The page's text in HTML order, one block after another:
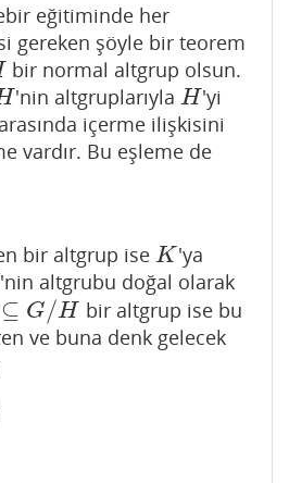
eğitiminde her
gereken şöyle bir teorem
bir normal altgrup olsun.
'nin altgruplarıyla H
H 'yi
içerme ilişkisini
vardır. Bu eşleme de
bir altgrup iseK
K 'ya
'nin altgrubu doğal olarak
⊆ G/H
G /H
bir altgrup ise bu
ve buna denk gelecek